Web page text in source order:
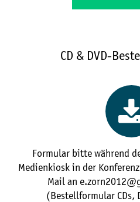
CD & DVD-
Formular bitte während
Medienkiosk in der
Mail an
(Bestellformular CDs,